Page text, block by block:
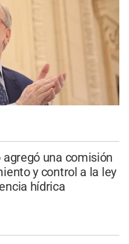
agregó una comisión
y control a la ley
hídrica